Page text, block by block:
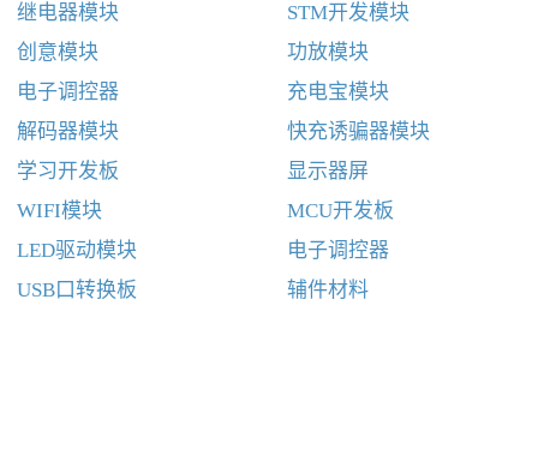
继电器模块
STM开发模块
创意模块
功放模块
电子调控器
充电宝模块
解码器模块
快充诱骗器模块
学习开发板
显示器屏
WIFI模块
MCU开发板
LED驱动模块
电子调控器
USB口转换板
辅件材料